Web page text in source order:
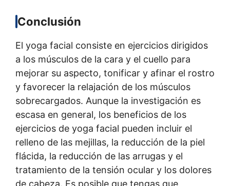
Conclusión
El yoga facial consiste en ejercicios dirigidos
a los músculos de la cara y el cuello para
mejorar su aspecto, tonificar y afinar el rostro
y favorecer la relajación de los músculos
sobrecargados. Aunque la investigación es
escasa en general, los beneficios de los
ejercicios de yoga facial pueden incluir el
relleno de las mejillas, la reducción de la piel
flácida, la reducción de las arrugas y el
tratamiento de la tensión ocular y los dolores
de cabeza. Es posible que tengas que